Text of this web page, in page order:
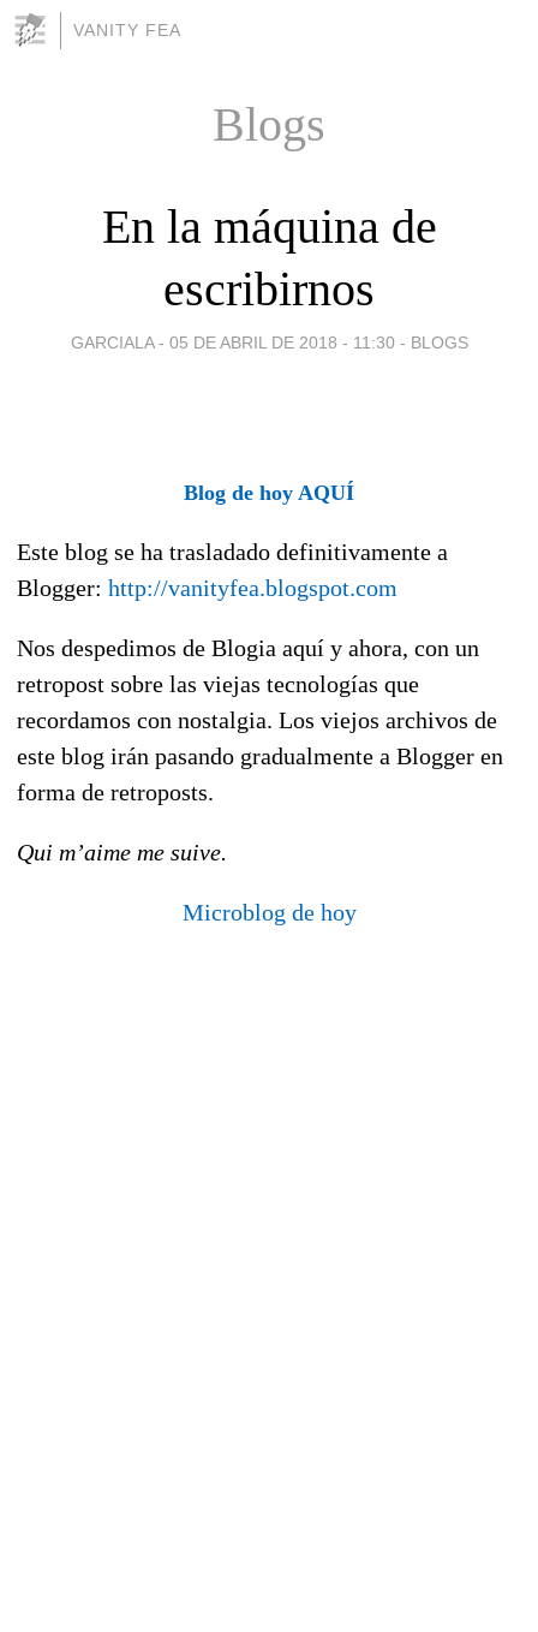
VANITY FEA
Blogs
En la máquina de
escribirnos
GARCIALA - 05 DE ABRIL DE 2018 - 11:30 - BLOGS
Blog de hoy AQUÍ
Este blog se ha trasladado definitivamente a
Blogger: http://vanityfea.blogspot.com
Nos despedimos de Blogia aquí y ahora, con un
retropost sobre las viejas tecnologías que
recordamos con nostalgia. Los viejos archivos de
este blog irán pasando gradualmente a Blogger en
forma de retroposts.
Qui m’aime me suive.
Microblog de hoy